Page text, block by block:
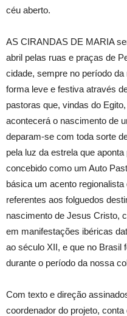
céu aberto.
AS CIRANDAS DE MARIA
abril pelas ruas e praças de
cidade, sempre no período
forma leve e festiva através
pastoras que, vindas do
acontecerá o nascimento de
deparam-se com toda sorte
pela luz da estrela que
concebido como um Auto
básica um acento
referentes aos folguedos
nascimento de Jesus Cristo,
em manifestações ibéricas
ao século XII, e que no Brasil
durante o período da nossa
Com texto e direção
coordenador do projeto,